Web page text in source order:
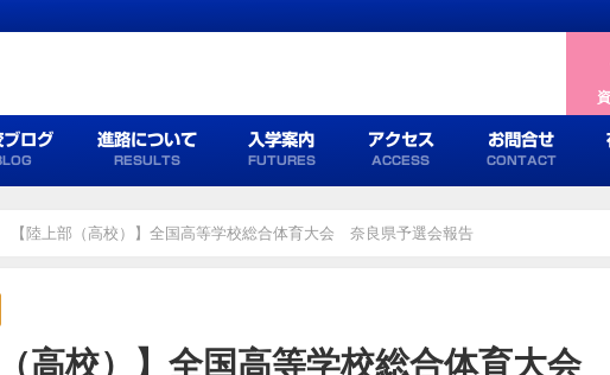
ブログ 進路について
RESULTS
入学案内
FUTURES
アクセス
ACCESS
お問合せ
CONTACT
【陸上部（高校）】全国高等学校総合体育大会 奈良県予選会報告
（高校）】全国高等学校総合体育大